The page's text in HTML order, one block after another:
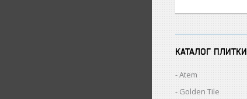
КАТАЛОГ ПЛИТКИ
Atem
Golden Tile